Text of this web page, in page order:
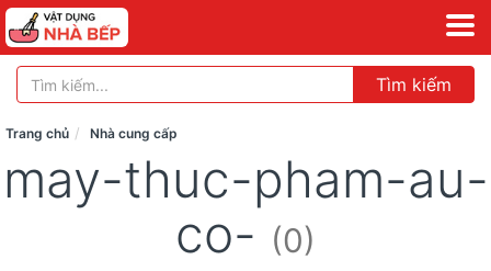
Tìm kiếm
Trang chủ Nhà cung cấp
may-thuc-pham-au-
co- (0)